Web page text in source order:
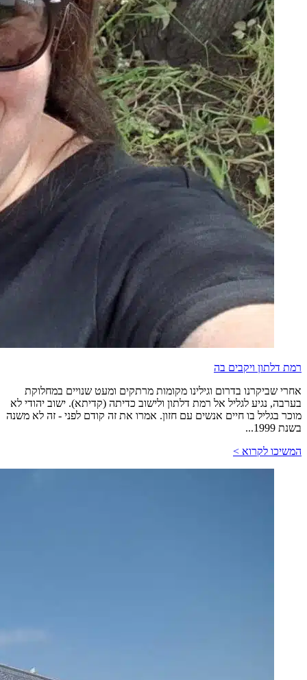
רמת דלתון ויקבים בה
אחרי שביקרנו בדרום וגילינו מקומות מרתקים ומעט שנויים במחלוקת
בערבה, נגיע לגליל אל רמת דלתון ולישוב כדיתה (קדיתא). ישוב יהודי לא
מוכר בגליל בו חיים אנשים עם חזון. אמרו את זה קודם לפני - זה לא משנה
בשנת 1999...
המשיכו לקרוא >